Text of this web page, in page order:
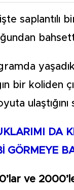
saplantılı
bir koliden
ulaştığını
DA
GÖRMEYE
ve